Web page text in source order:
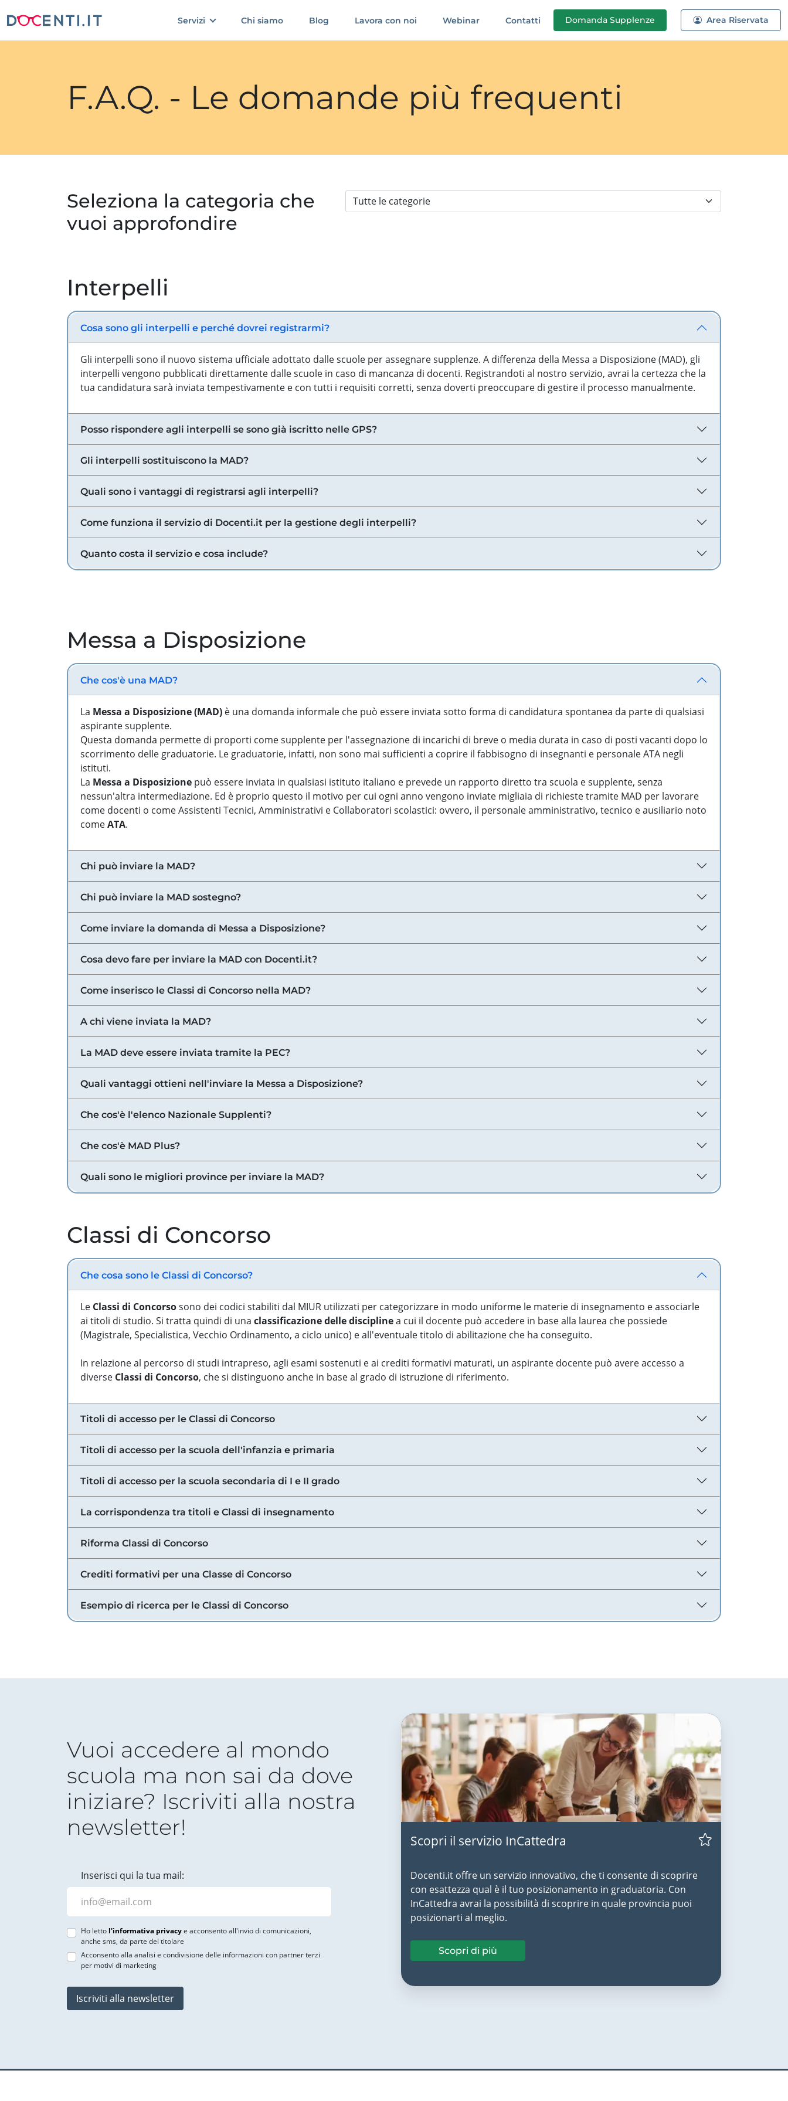
Servizi Chi siamo Blog Lavora con noi Webinar Contatti Domanda Supplenze Area Riservata
F.A.Q. - Le domande più frequenti
Seleziona la categoria che
vuoi approfondire
Interpelli
Cosa sono gli interpelli e perché dovrei registrarmi?
Gli interpelli sono il nuovo sistema ufficiale adottato dalle scuole per assegnare supplenze. A differenza della Messa a Disposizione (MAD), gli
interpelli vengono pubblicati direttamente dalle scuole in caso di mancanza di docenti. Registrandoti al nostro servizio, avrai la certezza che la
tua candidatura sarà inviata tempestivamente e con tutti i requisiti corretti, senza doverti preoccupare di gestire il processo manualmente.
Posso rispondere agli interpelli se sono già iscritto nelle GPS?
Gli interpelli sostituiscono la MAD?
Quali sono i vantaggi di registrarsi agli interpelli?
Come funziona il servizio di Docenti.it per la gestione degli interpelli?
Quanto costa il servizio e cosa include?
Messa a Disposizione
Che cos'è una MAD?
La Messa a Disposizione (MAD) è una domanda informale che può essere inviata sotto forma di candidatura spontanea da parte di qualsiasi
aspirante supplente.
Questa domanda permette di proporti come supplente per l'assegnazione di incarichi di breve o media durata in caso di posti vacanti dopo lo
scorrimento delle graduatorie. Le graduatorie, infatti, non sono mai sufficienti a coprire il fabbisogno di insegnanti e personale ATA negli
istituti.
La Messa a Disposizione può essere inviata in qualsiasi istituto italiano e prevede un rapporto diretto tra scuola e supplente, senza
nessun'altra intermediazione. Ed è proprio questo il motivo per cui ogni anno vengono inviate migliaia di richieste tramite MAD per lavorare
come docenti o come Assistenti Tecnici, Amministrativi e Collaboratori scolastici: ovvero, il personale amministrativo, tecnico e ausiliario noto
comeATA.
Chi può inviare la MAD?
Chi può inviare la MAD sostegno?
Come inviare la domanda di Messa a Disposizione?
Cosa devo fare per inviare la MAD con Docenti.it?
Come inserisco le Classi di Concorso nella MAD?
A chi viene inviata la MAD?
La MAD deve essere inviata tramite la PEC?
Quali vantaggi ottieni nell'inviare la Messa a Disposizione?
Che cos'è l'elenco Nazionale Supplenti?
Che cos'è MAD Plus?
Quali sono le migliori province per inviare la MAD?
Classi di Concorso
Che cosa sono le Classi di Concorso?
Le Classi di Concorsosono dei codici stabiliti dal MIUR utilizzati per categorizzare in modo uniforme le materie di insegnamento e associarle
ai titoli di studio. Si tratta quindi di una classificazione delle disciplinea cui il docente può accedere in base alla laurea che possiede
(Magistrale, Specialistica, Vecchio Ordinamento, a ciclo unico) e all'eventuale titolo di abilitazione che ha conseguito.
In relazione al percorso di studi intrapreso, agli esami sostenuti e ai crediti formativi maturati, un aspirante docente può avere accesso a
diverse Classi di Concorso, che si distinguono anche in base al grado di istruzione di riferimento.
Titoli di accesso per le Classi di Concorso
Titoli di accesso per la scuola dell'infanzia e primaria
Titoli di accesso per la scuola secondaria di I e II grado
La corrispondenza tra titoli e Classi di insegnamento
Riforma Classi di Concorso
Crediti formativi per una Classe di Concorso
Esempio di ricerca per le Classi di Concorso
Vuoi accedere al mondo
scuola ma non sai da dove
iniziare? Iscriviti alla nostra
newsletter!
Inserisci qui la tua mail:
Ho letto l'informativa privacye acconsento all'invio di comunicazioni,
anche sms, da parte del titolare
Acconsento alla analisi e condivisione delle informazioni con partner terzi
per motivi di marketing
Iscriviti alla newsletter
Scopri il servizio InCattedra
Docenti.it offre un servizio innovativo, che ti consente di scoprire
con esattezza qual è il tuo posizionamento in graduatoria. Con
InCattedra avrai la possibilità di scoprire in quale provincia puoi
posizionarti al meglio.
Scopri di più